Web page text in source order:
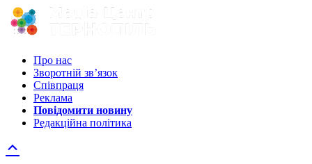
Про нас
Зворотній зв’язок
Співпраця
Реклама
Повідомити новину
Редакційна політика